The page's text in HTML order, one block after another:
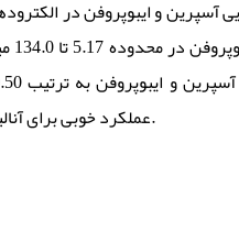
عملکرد خوبی برای آنالیز همزمان آسپرین و ایبوپروفن در نمونه های بیولوژیکی و دارویی نشان داد.